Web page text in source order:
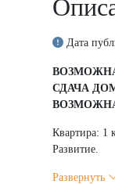
Дата
СДАЧА
Квартира: 1
Развитие.
Жилой
Развернуть